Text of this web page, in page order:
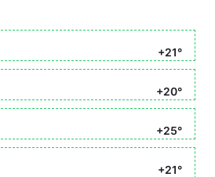
+21°
+20°
+25°
+21°